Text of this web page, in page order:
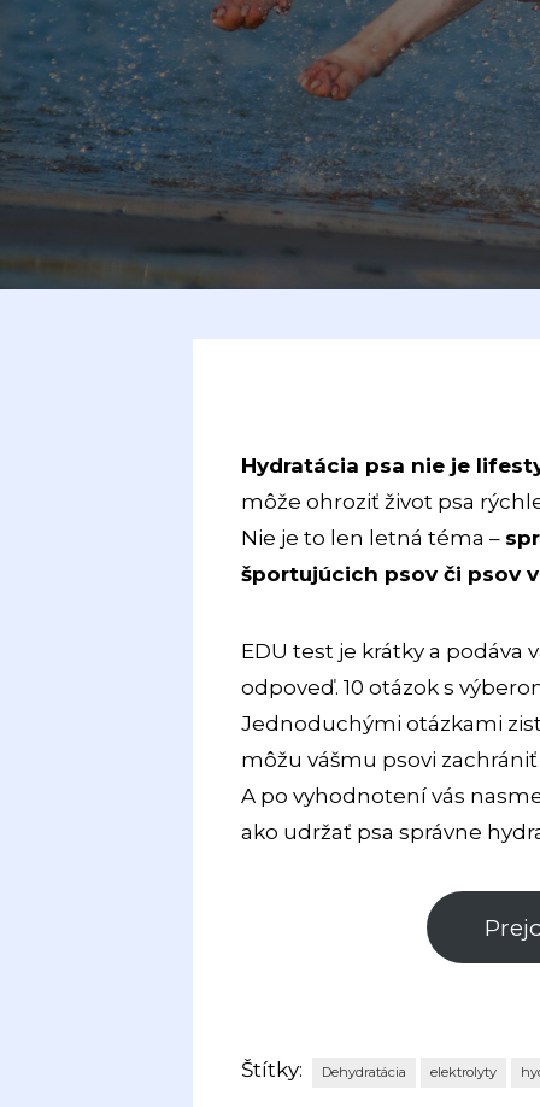
Hydratácia psa nie je
môže ohroziť život psa
Nie je to len letná téma –
športujúcich psov či psov
EDU test je krátky a podáva
odpoveď. 10 otázok s
Jednoduchými otázkami
môžu vášmu psovi zachrániť
A po vyhodnotení vás
ako udržať psa správne
Štítky: Dehydratácia elektrolyty